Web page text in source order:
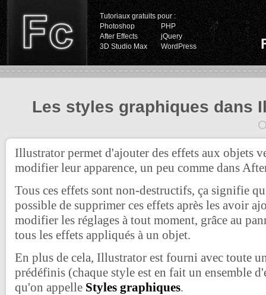
Tutoriaux gratuits pour :
Photoshop
PHP
After Effects
jQuery
3D Studio Max
WordPress
Les styles graphiques dans
Illustrator permet d'ajouter des effets aux objets
modifier leur apparence, un peu comme dans
Tous ces effets sont non-destructifs, ça signifie
possible de supprimer ces effets après les avoir
modifier les réglages à tout moment, grâce au
tous les effets appliqués à un objet.
En plus de cela, Illustrator est fourni avec toute
prédéfinis (chaque style est en fait un ensemble
qu'on appelle Styles graphiques.